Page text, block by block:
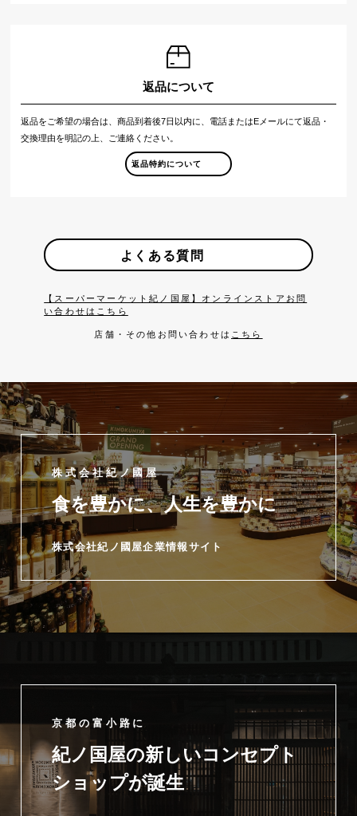
返品について
返品をご希望の場合は、商品到着後7日以内に、電話またはEメールにて返品・
交換理由を明記の上、ご連絡ください。
返品特約について
よくある質問
【スーパーマーケット紀ノ国屋】オンラインストアお問
い合わせはこちら
店舗・その他お問い合わせは こちら
株式会社紀ノ國屋
食を豊かに、人生を豊かに
株式会社紀ノ國屋企業情報サイト
京都の富小路に
紀ノ国屋の新しいコンセプト
ショップが誕生